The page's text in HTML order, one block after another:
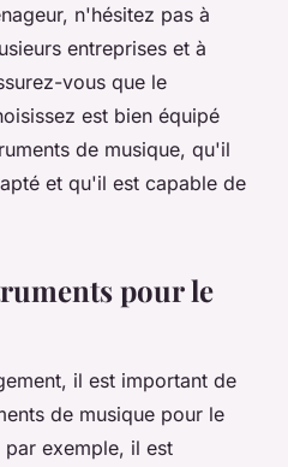
n'hésitez pas à
entreprises et à
vous que le
est bien équipé
de musique, qu'il
et qu'il est capable de
pour le
il est important de
de musique pour le
exemple, il est